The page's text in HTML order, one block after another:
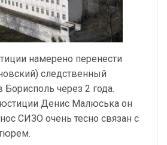
намерено перенести
следственный
через 2 года.
Денис Малюська он
СИЗО очень тесно связан с